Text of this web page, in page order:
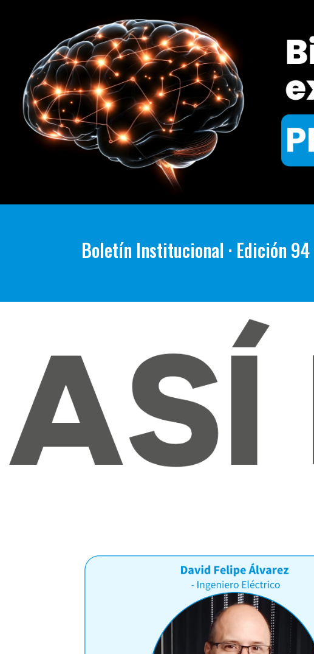
Boletín Institucional · Edición